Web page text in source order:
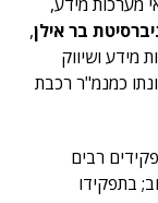
בר אילן,
מידע ושיווק
כמנמ"ר רכבת
רבים
בתפקידו